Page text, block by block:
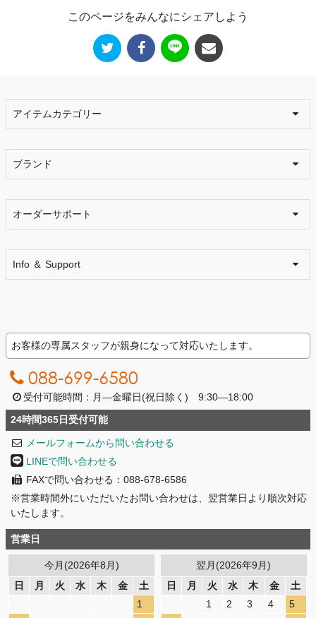
このページをみんなにシェアしよう
アイテムカテゴリー
ブランド
オーダーサポート
Info ＆ Support
お客様の専属スタッフが親身になって対応いたします。
088-699-6580
受付可能時間：月―金曜日(祝日除く) 9:30―18:00
24時間365日受付可能
メールフォームから問い合わせる
LINEで問い合わせる
FAXで問い合わせる：088-678-6586
※営業時間外にいただいたお問い合わせは、翌営業日より順次対応
いたします。
営業日
今月(2026年8月)
日
月 火 水 木 金
土
1
翌月(2026年9月)
日
月 火 水 木 金
土
1
2 3 4
5